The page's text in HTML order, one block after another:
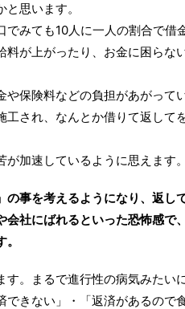
思います。
みても10人に一人の割合で借
料が上がったり、お金に困らな
や保険料などの負担があがって
工され、なんとか借りて返して
加速しているように思えます。
事を考えるようになり、返し
会社にばれるといった恐怖感で
。まるで進行性の病気みたいに
できない」・「返済があるので